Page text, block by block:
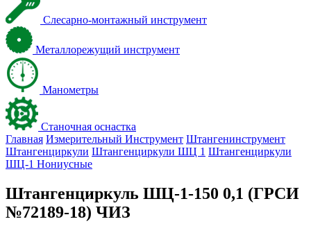
Слесарно-монтажный инструмент
Металлорежущий инструмент
Манометры
Станочная оснастка
Главная Измерительный Инструмент Штангенинструмент
Штангенциркули Штангенциркули ШЦ 1 Штангенциркули
ШЦ-1 Нониусные
Штангенциркуль ШЦ-1-150 0,1 (ГРСИ
№72189-18) ЧИЗ